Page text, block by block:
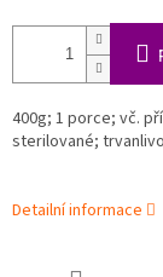
400g; 1 porce; vč.
sterilované;
Detailní informace